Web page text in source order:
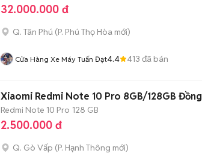
32.000.000 đ
Q. Tân Phú (P. Phú Thọ Hòa mới)
Cửa Hàng Xe Máy Tuấn Đạt4.4 413 đã bán
Xiaomi Redmi Note 10 Pro 8GB/128GB Đồng
Redmi Note 10 Pro 128 GB
2.500.000 đ
Q. Gò Vấp (P. Hạnh Thông mới)